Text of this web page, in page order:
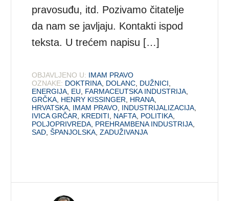
pravosuđu, itd. Pozivamo čitatelje
da nam se javljaju. Kontakti ispod
teksta. U trećem napisu […]
OBJAVLJENO U: IMAM PRAVO
OZNAKE: DOKTRINA DOLANC DUŽNICI
ENERGIJA EU FARMACEUTSKA INDUSTRIJA
GRČKA HENRY KISSINGER HRANA
HRVATSKA IMAM PRAVO INDUSTRIJALIZACIJA
IVICA GRČAR
KREDITI NAFTA POLITIKA
POLJOPRIVREDA PREHRAMBENA INDUSTRIJA
SAD ,ŠPANJOLSKA ,ZADUŽIVANJA